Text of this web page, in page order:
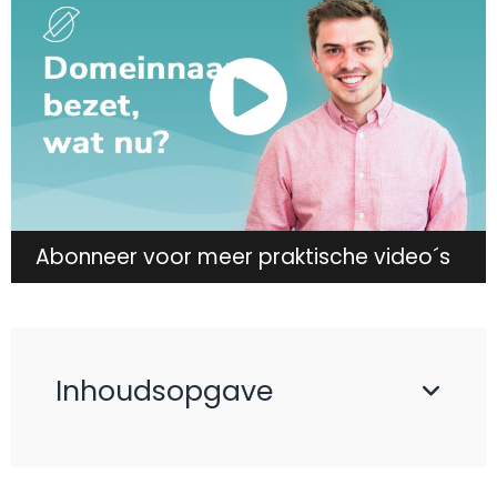
Abonneer voor meer praktische video´s
Inhoudsopgave